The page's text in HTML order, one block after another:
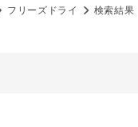
フリーズドライ 検索結果